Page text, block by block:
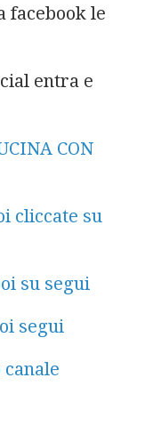
facebook le
entra e
CON
cliccate su
su segui
segui
canale